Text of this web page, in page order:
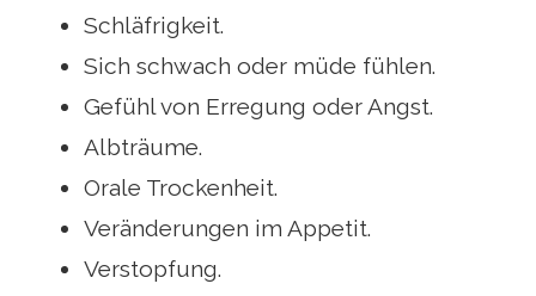
Schläfrigkeit.
Sich schwach oder müde fühlen.
Gefühl von Erregung oder Angst.
Albträume.
Orale Trockenheit.
Veränderungen im Appetit.
Verstopfung.